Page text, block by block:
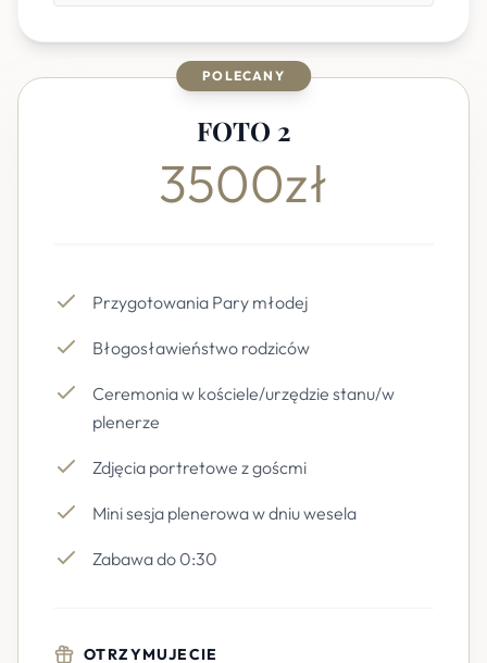
POLECANY
FOTO 2
3500zł
Przygotowania Pary młodej
Błogosławieństwo rodziców
Ceremonia w kościele/urzędzie stanu/w
plenerze
Zdjęcia portretowe z goścmi
Mini sesja plenerowa w dniu wesela
Zabawa do 0:30
OTRZYMUJECIE